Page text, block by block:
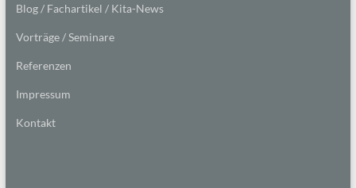
Blog / Fachartikel / Kita-News
Vorträge / Seminare
Referenzen
Impressum
Kontakt